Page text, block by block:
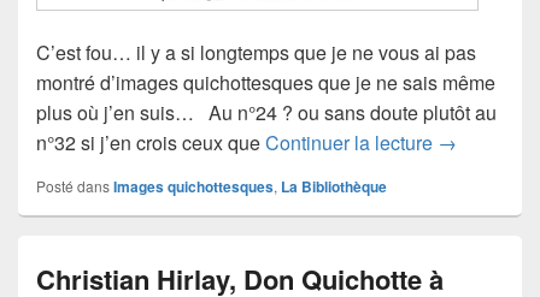
C’est fou… il y a si longtemps que je ne vous ai pas
montré d’images quichottesques que je ne sais même
plus où j’en suis… Au n°24 ? ou sans doute plutôt au
n°32 si j’en crois ceux queContinuer la lecture Les « don
→
Posté dansImages quichottesques, La Bibliothèque
Christian Hirlay, Don Quichotte à